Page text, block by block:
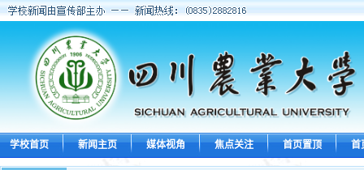
学校首页 新闻主页 媒体视角 焦点关注 首页置顶 首